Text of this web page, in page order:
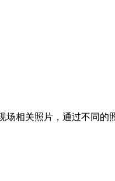
场相关照片，通过不同